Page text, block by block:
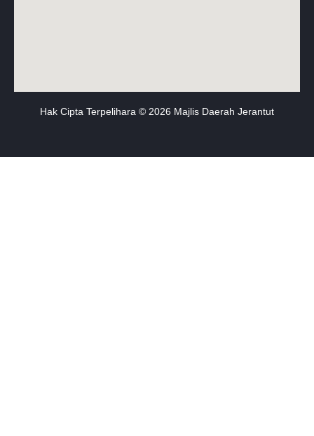
Hak Cipta Terpelihara © 2026 Majlis Daerah Jerantut